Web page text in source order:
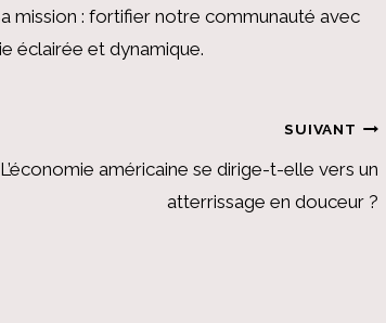
mission : fortifier notre communauté avec
éclairée et dynamique.
SUIVANT
L’économie américaine se dirige-t-elle vers un
atterrissage en douceur ?